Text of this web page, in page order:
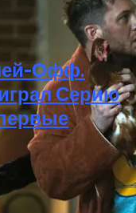
Офф.
Серию